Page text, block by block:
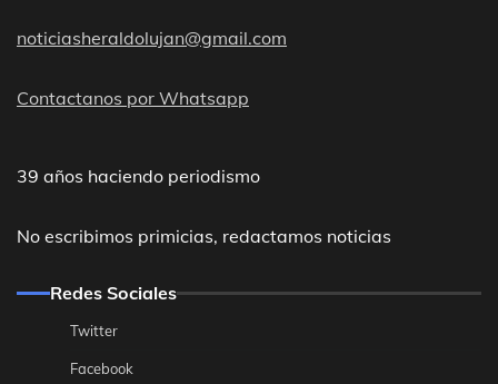
noticiasheraldolujan@gmail.com
Contactanos por Whatsapp
39 años haciendo periodismo
No escribimos primicias, redactamos noticias
Redes Sociales
Twitter
Facebook